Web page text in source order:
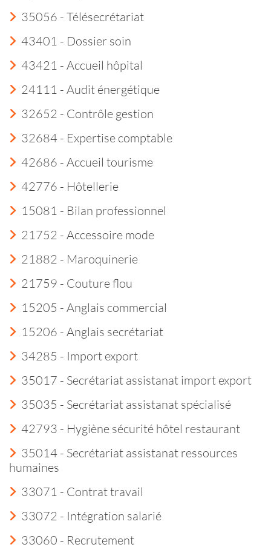
35056 - Télésecrétariat
43401 - Dossier soin
43421 - Accueil hôpital
24111 - Audit énergétique
32652 - Contrôle gestion
32684 - Expertise comptable
42686 - Accueil tourisme
42776 - Hôtellerie
15081 - Bilan professionnel
21752 - Accessoire mode
21882 - Maroquinerie
21759 - Couture flou
15205 - Anglais commercial
15206 - Anglais secrétariat
34285 - Import export
35017 - Secrétariat assistanat import export
35035 - Secrétariat assistanat spécialisé
42793 - Hygiène sécurité hôtel restaurant
35014 - Secrétariat assistanat ressources
humaines
33071 - Contrat travail
33072 - Intégration salarié
33060 - Recrutement